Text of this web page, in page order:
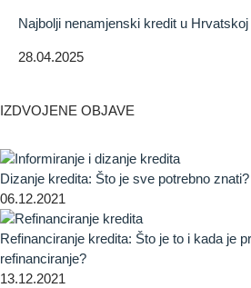
Najbolji nenamjenski kredit u
28.04.2025
IZDVOJENE OBJAVE
Dizanje kredita: Što je sve potrebno znati?
06.12.2021
Refinanciranje kredita: Što je to i kada je
refinanciranje?
13.12.2021